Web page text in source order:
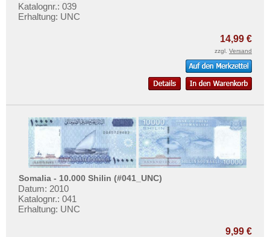
Katalognr.: 039
Erhaltung: UNC
14,99 €
zzgl. Versand
Somalia - 10.000 Shilin (#041_UNC)
Datum: 2010
Katalognr.: 041
Erhaltung: UNC
9,99 €